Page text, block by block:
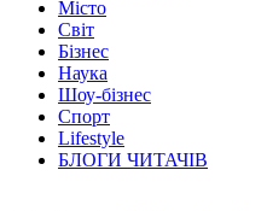
Місто
Світ
Бізнес
Наука
Шоу-бізнес
Спорт
Lifestyle
БЛОГИ ЧИТАЧІВ